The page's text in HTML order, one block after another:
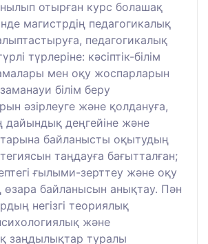
отырған курс болашақ
магистрдің педагогикалық
педагогикалық
түрлеріне: кәсіптік-білім
мен оқу жоспарларын
білім беру
әзірлеуге және қолдануға,
дайындық деңгейіне және
байланысты оқытудың
таңдауға бағытталған;
ғылыми-зерттеу және оқу
өзара байланысын анықтау. Пән
негізгі теориялық
және
заңдылықтар туралы